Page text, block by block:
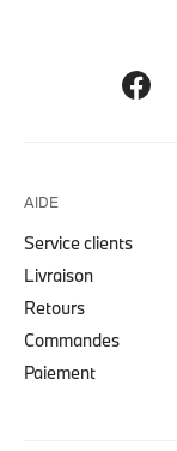
AIDE
Service clients
Livraison
Retours
Commandes
Paiement